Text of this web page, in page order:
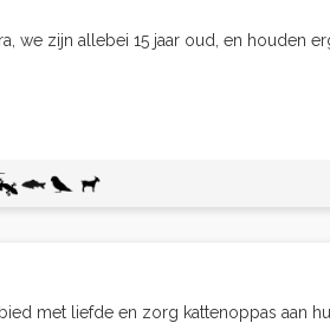
we zijn allebei 15 jaar oud, en houden
met liefde en zorg kattenoppas aan